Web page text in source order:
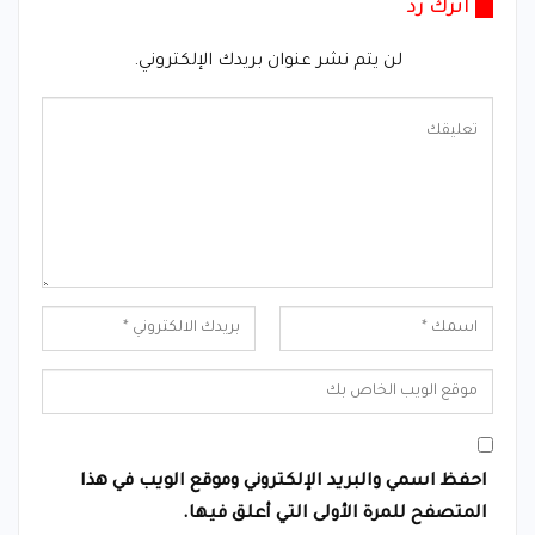
اترك رد
لن يتم نشر عنوان بريدك الإلكتروني.
احفظ اسمي والبريد الإلكتروني وموقع الويب في هذا
المتصفح للمرة الأولى التي أعلق فيها.